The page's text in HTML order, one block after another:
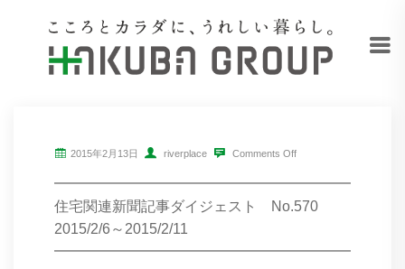
2015年2月13日 riverplace Comments Off
住宅関連新聞記事ダイジェスト No.570
2015/2/6～2015/2/11